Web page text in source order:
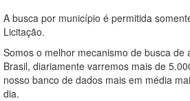
A busca por município é permitida
Licitação.
Somos o melhor mecanismo de busca de
Brasil, diariamente varremos mais de
nosso banco de dados mais em média
dia.